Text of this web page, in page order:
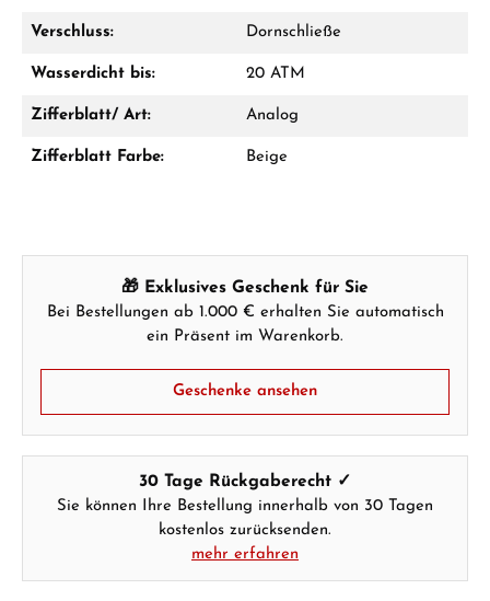
Geschenk im Warenkorb.
GESCHENKE ANSEHEN
Verschluss: Dornschließe
Wasserdicht bis: 20 ATM
Zifferblatt/ Art: Analog
Zifferblatt Farbe: Beige
🎁 Exklusives Geschenk für Sie
Bei Bestellungen ab 1.000 € erhalten Sie automatisch
ein Präsent im Warenkorb.
Geschenke ansehen
30 Tage Rückgaberecht ✓
Sie können Ihre Bestellung innerhalb von 30 Tagen
kostenlos zurücksenden.
mehr erfahren